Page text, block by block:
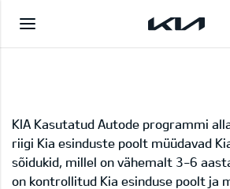
KIA Kasutatud Autode programmi
riigi Kia esinduste poolt müüdavad
sõidukid, millel on vähemalt 3-6
on kontrollitud Kia esinduse poolt ja